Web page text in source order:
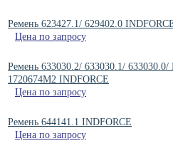
Ремень 623427.1/ 629402.0
Цена по запросу
Ремень 633030.2/ 633030.1/ 633030.0/
1720674M2 INDFORCE
Цена по запросу
Ремень 644141.1 INDFORCE
Цена по запросу